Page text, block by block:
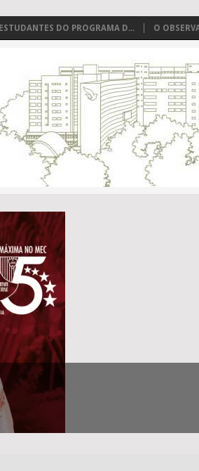
ESTUDANTES DO PROGRAMA D... O